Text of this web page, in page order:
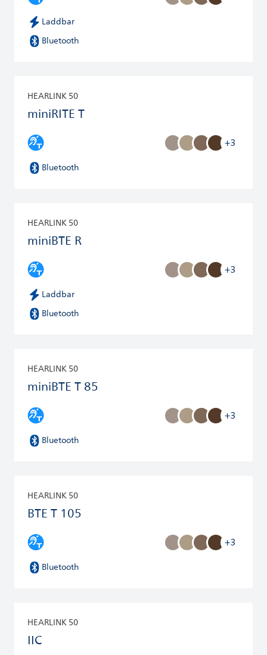
Laddbar
Bluetooth
HEARLINK 50
miniRITE T
+3
Bluetooth
HEARLINK 50
miniBTE R
+3
Laddbar
Bluetooth
HEARLINK 50
miniBTE T 85
+3
Bluetooth
HEARLINK 50
BTE T 105
+3
Bluetooth
HEARLINK 50
IIC